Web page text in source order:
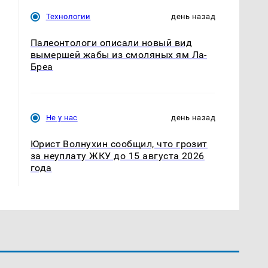
Технологии день назад
Палеонтологи описали новый вид
вымершей жабы из смоляных ям Ла-
Бреа
Не у нас день назад
Юрист Волнухин сообщил, что грозит
за неуплату ЖКУ до 15 августа 2026
года